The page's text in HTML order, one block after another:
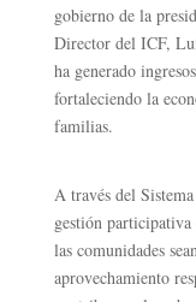
gobierno de la
Director del ICF,
ha generado
fortaleciendo la
familias.
A través del
gestión
las comunidades
aprovechamiento